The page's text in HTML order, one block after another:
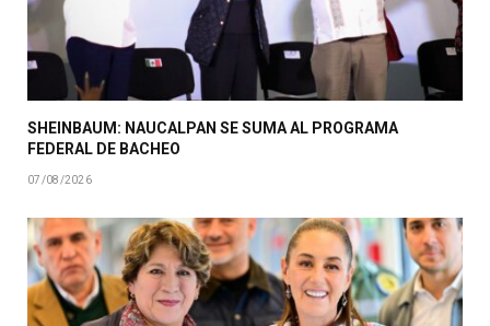
SHEINBAUM: NAUCALPAN SE SUMA AL PROGRAMA
FEDERAL DE BACHEO
07/08/2026